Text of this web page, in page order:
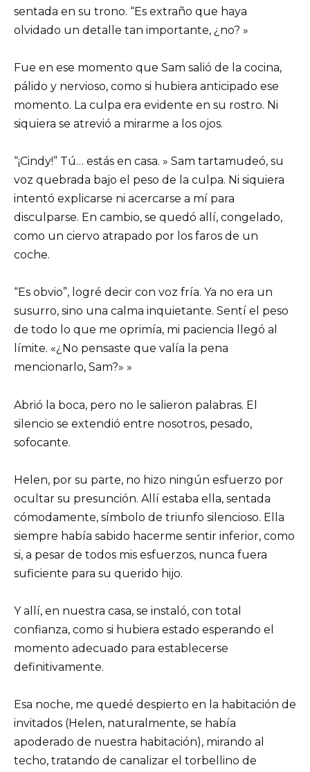
sentada en su trono. “Es extraño que haya
olvidado un detalle tan importante, ¿no? »
Fue en ese momento que Sam salió de la cocina,
pálido y nervioso, como si hubiera anticipado ese
momento. La culpa era evidente en su rostro. Ni
siquiera se atrevió a mirarme a los ojos.
“¡Cindy!” Tú… estás en casa. » Sam tartamudeó, su
voz quebrada bajo el peso de la culpa. Ni siquiera
intentó explicarse ni acercarse a mí para
disculparse. En cambio, se quedó allí, congelado,
como un ciervo atrapado por los faros de un
coche.
“Es obvio”, logré decir con voz fría. Ya no era un
susurro, sino una calma inquietante. Sentí el peso
de todo lo que me oprimía, mi paciencia llegó al
límite. «¿No pensaste que valía la pena
mencionarlo, Sam?» »
Abrió la boca, pero no le salieron palabras. El
silencio se extendió entre nosotros, pesado,
sofocante.
Helen, por su parte, no hizo ningún esfuerzo por
ocultar su presunción. Allí estaba ella, sentada
cómodamente, símbolo de triunfo silencioso. Ella
siempre había sabido hacerme sentir inferior, como
si, a pesar de todos mis esfuerzos, nunca fuera
suficiente para su querido hijo.
Y allí, en nuestra casa, se instaló, con total
confianza, como si hubiera estado esperando el
momento adecuado para establecerse
definitivamente.
Esa noche, me quedé despierto en la habitación de
invitados (Helen, naturalmente, se había
apoderado de nuestra habitación), mirando al
techo, tratando de canalizar el torbellino de